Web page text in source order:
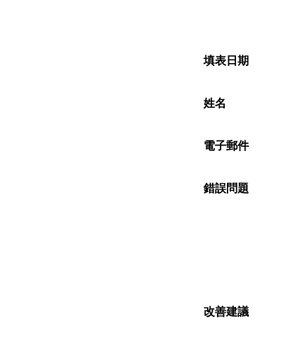
填表日期
姓名
電子郵件
錯誤問題
改善建議